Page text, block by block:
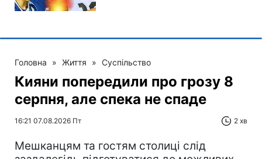
Головна » Життя » Суспільство
Кияни попередили про грозу 8
серпня, але спека не спаде
16:21 07.08.2026 Пт 2 хв
Мешканцям та гостям столиці слід